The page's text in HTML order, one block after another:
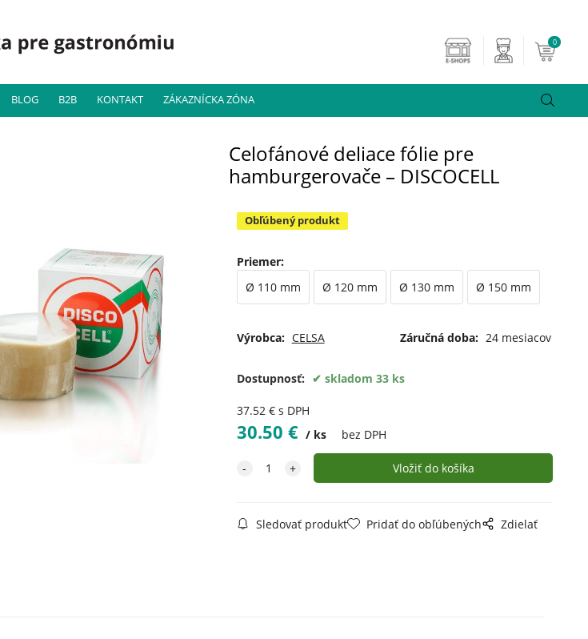
BLOG B2B KONTAKT ZÁKAZNÍCKA ZÓNA
0
Celofánové deliace fólie pre
hamburgerovače – DISCOCELL
Obľúbený produkt
Priemer:
Ø 110 mm
Ø 120 mm Ø 130 mm Ø 150 mm
Výrobca: CELSA Záručná doba: 24 mesiacov
Dostupnosť: skladom 33 ks
37.52€ s DPH
30.50 € ks bez DPH
Sledovať produkt Pridať do obľúbených Zdielať